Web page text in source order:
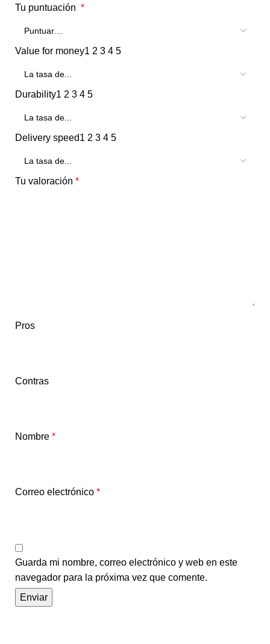
Tu puntuación *
Value for money1 2 3 4 5
Durability1 2 3 4 5
Delivery speed1 2 3 4 5
Tu valoración *
Pros
Contras
Nombre *
Correo electrónico *
Guarda mi nombre, correo electrónico y web en este
navegador para la próxima vez que comente.